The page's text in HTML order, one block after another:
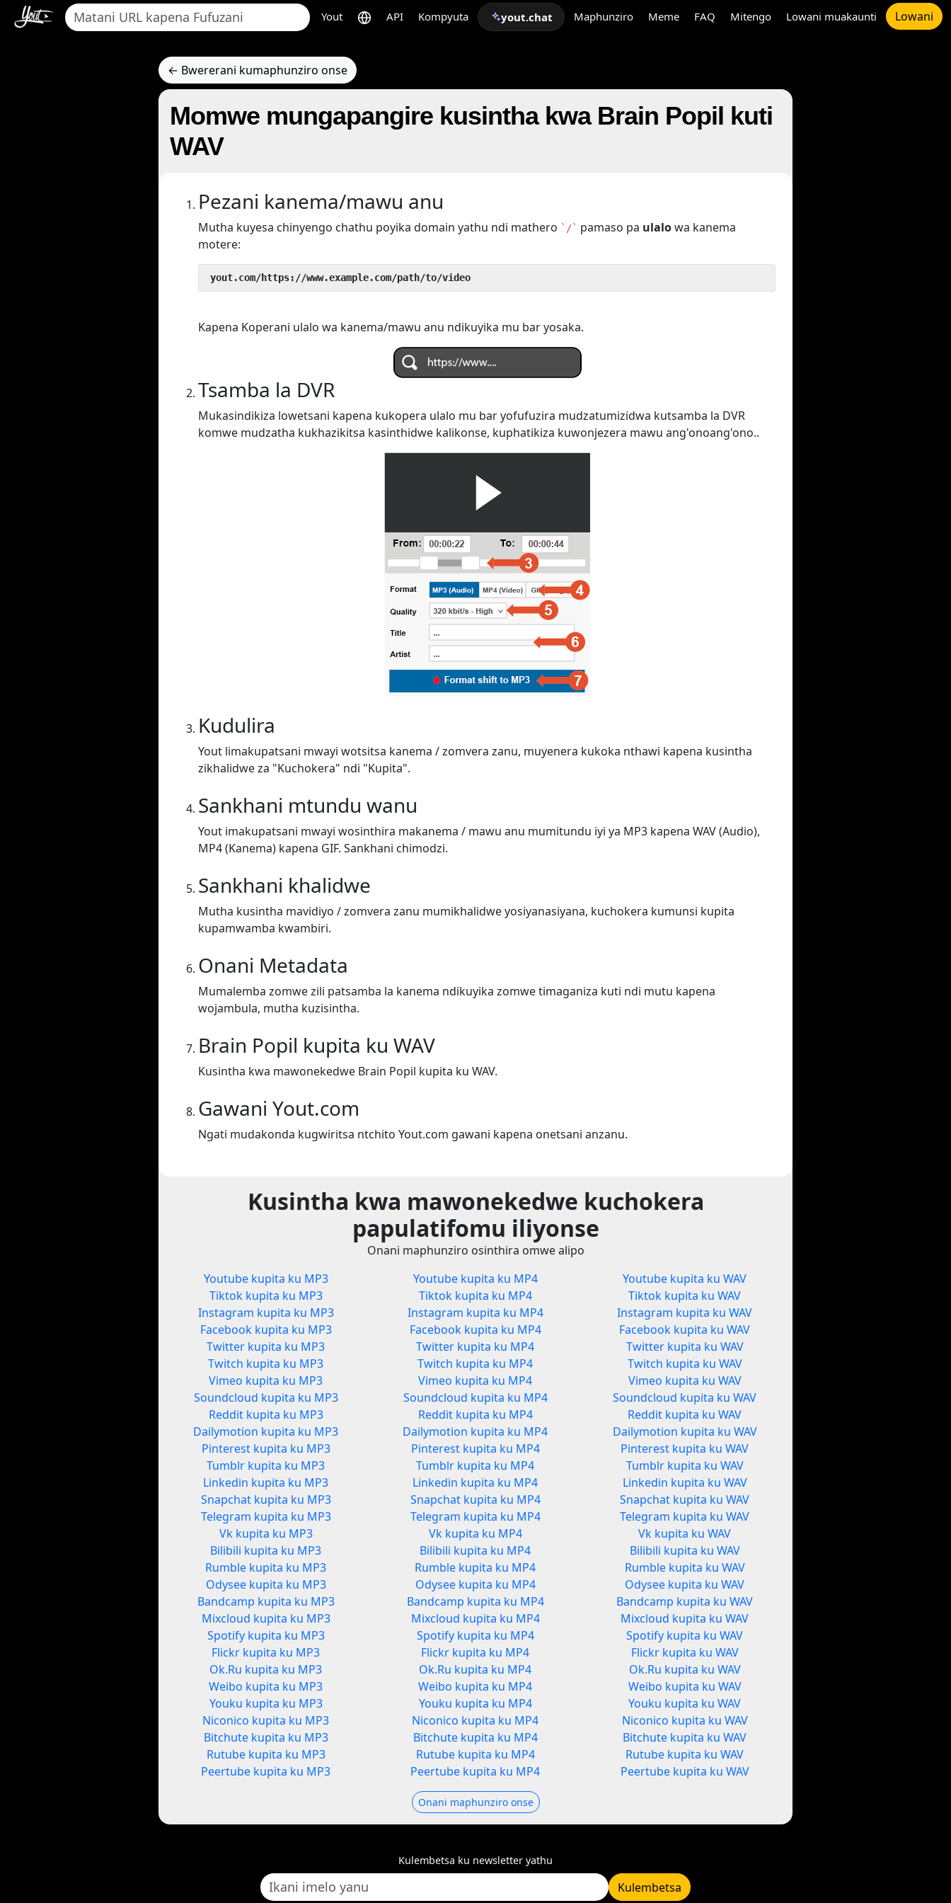
Yout API Kompyuta yout.chat Maphunziro Meme FAQ Mitengo Lowani muakaunti Lowani
← Bwererani kumaphunziro onse
Momwe mungapangire kusintha kwa Brain Popil kuti
WAV
Pezani kanema/mawu anu
Mutha kuyesa chinyengo chathu poyika domain yathu ndi mathero `/` pamaso pa ulalowa kanema
motere:
yout.com/https://www.example.com/path/to/video
Kapena Koperani ulalo wa kanema/mawu anu ndikuyika mu bar yosaka.
Tsamba la DVR
Mukasindikiza lowetsani kapena kukopera ulalo mu bar yofufuzira mudzatumizidwa kutsamba la DVR
komwe mudzatha kukhazikitsa kasinthidwe kalikonse, kuphatikiza kuwonjezera mawu ang'onoang'ono..
Kudulira
Yout limakupatsani mwayi wotsitsa kanema / zomvera zanu, muyenera kukoka nthawi kapena kusintha
zikhalidwe za "Kuchokera" ndi "Kupita".
Sankhani mtundu wanu
Yout imakupatsani mwayi wosinthira makanema / mawu anu mumitundu iyi ya MP3 kapena WAV (Audio),
MP4 (Kanema) kapena GIF. Sankhani chimodzi.
Sankhani khalidwe
Mutha kusintha mavidiyo / zomvera zanu mumikhalidwe yosiyanasiyana, kuchokera kumunsi kupita
kupamwamba kwambiri.
Onani Metadata
Mumalemba zomwe zili patsamba la kanema ndikuyika zomwe timaganiza kuti ndi mutu kapena
wojambula, mutha kuzisintha.
Brain Popil kupita ku WAV
Kusintha kwa mawonekedwe Brain Popil kupita ku WAV.
Gawani Yout.com
Ngati mudakonda kugwiritsa ntchito Yout.com gawani kapena onetsani anzanu.
Kusintha kwa mawonekedwe kuchokera
papulatifomu iliyonse
Onani maphunziro osinthira omwe alipo
Youtube kupita ku MP3
Tiktok kupita ku MP3
Instagram kupita ku MP3
Facebook kupita ku MP3
Twitter kupita ku MP3
Twitch kupita ku MP3
Vimeo kupita ku MP3
Soundcloud kupita ku MP3
Reddit kupita ku MP3
Dailymotion kupita ku MP3
Pinterest kupita ku MP3
Tumblr kupita ku MP3
Linkedin kupita ku MP3
Snapchat kupita ku MP3
Telegram kupita ku MP3
Vk kupita ku MP3
Bilibili kupita ku MP3
Rumble kupita ku MP3
Odysee kupita ku MP3
Bandcamp kupita ku MP3
Mixcloud kupita ku MP3
Spotify kupita ku MP3
Flickr kupita ku MP3
Ok.Ru kupita ku MP3
Weibo kupita ku MP3
Youku kupita ku MP3
Niconico kupita ku MP3
Bitchute kupita ku MP3
Rutube kupita ku MP3
Peertube kupita ku MP3
Youtube kupita ku MP4
Tiktok kupita ku MP4
Instagram kupita ku MP4
Facebook kupita ku MP4
Twitter kupita ku MP4
Twitch kupita ku MP4
Vimeo kupita ku MP4
Soundcloud kupita ku MP4
Reddit kupita ku MP4
Dailymotion kupita ku MP4
Pinterest kupita ku MP4
Tumblr kupita ku MP4
Linkedin kupita ku MP4
Snapchat kupita ku MP4
Telegram kupita ku MP4
Vk kupita ku MP4
Bilibili kupita ku MP4
Rumble kupita ku MP4
Odysee kupita ku MP4
Bandcamp kupita ku MP4
Mixcloud kupita ku MP4
Spotify kupita ku MP4
Flickr kupita ku MP4
Ok.Ru kupita ku MP4
Weibo kupita ku MP4
Youku kupita ku MP4
Niconico kupita ku MP4
Bitchute kupita ku MP4
Rutube kupita ku MP4
Peertube kupita ku MP4
Youtube kupita ku WAV
Tiktok kupita ku WAV
Instagram kupita ku WAV
Facebook kupita ku WAV
Twitter kupita ku WAV
Twitch kupita ku WAV
Vimeo kupita ku WAV
Soundcloud kupita ku WAV
Reddit kupita ku WAV
Dailymotion kupita ku WAV
Pinterest kupita ku WAV
Tumblr kupita ku WAV
Linkedin kupita ku WAV
Snapchat kupita ku WAV
Telegram kupita ku WAV
Vk kupita ku WAV
Bilibili kupita ku WAV
Rumble kupita ku WAV
Odysee kupita ku WAV
Bandcamp kupita ku WAV
Mixcloud kupita ku WAV
Spotify kupita ku WAV
Flickr kupita ku WAV
Ok.Ru kupita ku WAV
Weibo kupita ku WAV
Youku kupita ku WAV
Niconico kupita ku WAV
Bitchute kupita ku WAV
Rutube kupita ku WAV
Peertube kupita ku WAV
Onani maphunziro onse
Kulembetsa ku newsletter yathu
Kulembetsa